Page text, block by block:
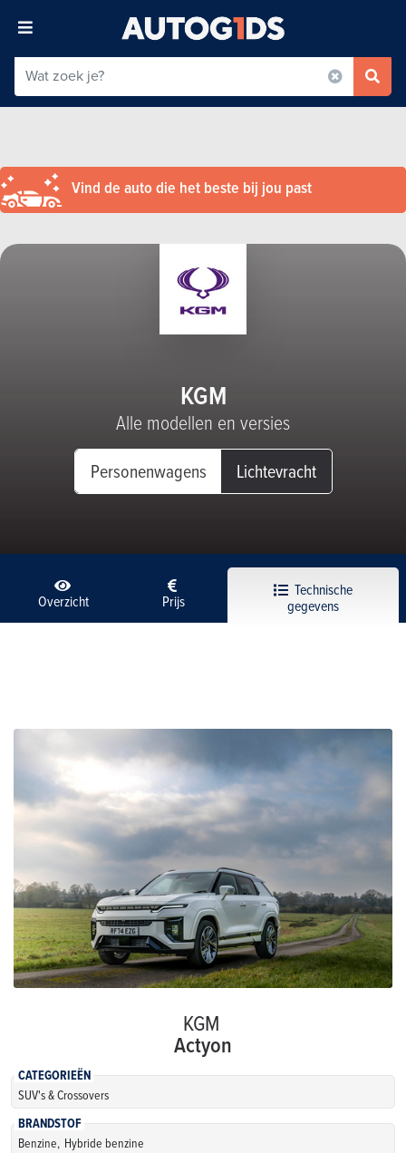
Vind de auto die het beste bij jou past
KGM
Alle modellen en versies
Personenwagens Lichtevracht
Overzicht Prijs
Technische
gegevens
KGM
Actyon
CATEGORIEËN
SUV's & Crossovers
BRANDSTOF
Benzine, Hybride benzine